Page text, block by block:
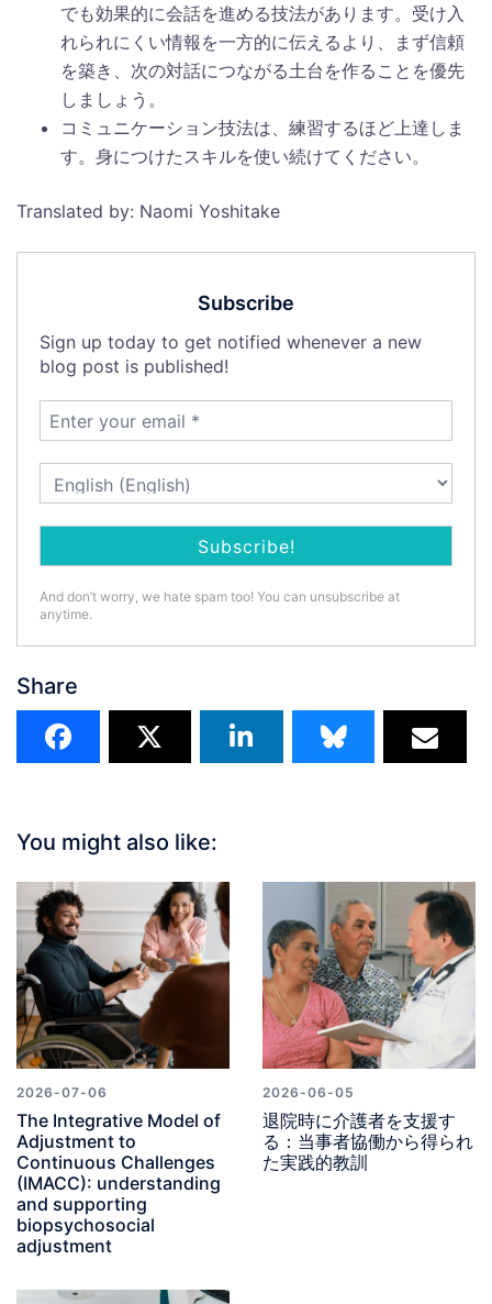
でも効果的に会話を進める技法があります。受け入
れられにくい情報を一方的に伝えるより、まず信頼
を築き、次の対話につながる土台を作ることを優先
しましょう。
コミュニケーション技法は、練習するほど上達しま
す。身につけたスキルを使い続けてください。
Translated by: Naomi Yoshitake
Subscribe
Sign up today to get notified whenever a new
blog post is published!
And don’t worry, we hate spam too! You can unsubscribe at
anytime.
Share
You might also like:
2026-07-06
The Integrative Model of
Adjustment to
Continuous Challenges
(IMACC): understanding
and supporting
biopsychosocial
adjustment
2026-06-05
退院時に介護者を支援す
る：当事者協働から得られ
た実践的教訓